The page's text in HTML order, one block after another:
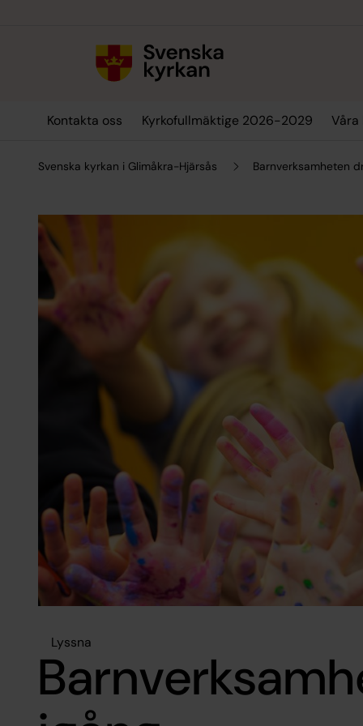
Kontakta oss Kyrkofullmäktige 2026-2029 Våra
Svenska kyrkan i Glimåkra-Hjärsås Barnverksamheten
Lyssna